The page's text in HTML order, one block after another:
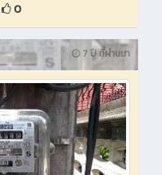
0
7 ปี ที่ผ่านมา